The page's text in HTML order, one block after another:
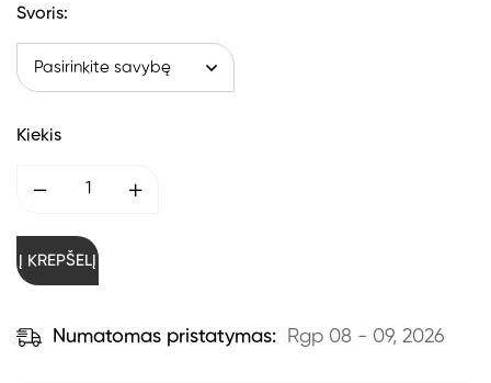
Svoris:
Kiekis
Į KREPŠELĮ
Numatomas pristatymas: Rgp 08 - 09, 2026